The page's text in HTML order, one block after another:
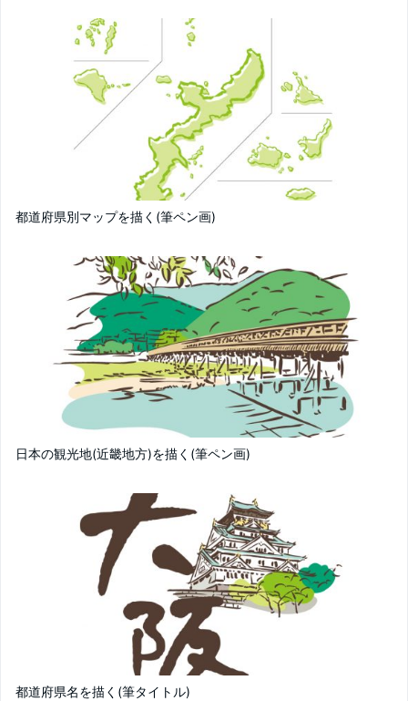
都道府県別マップを描く(筆ペン画)
日本の観光地(近畿地方)を描く(筆ペン画)
都道府県名を描く(筆タイトル)